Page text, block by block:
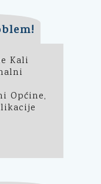
Kali
Općine,